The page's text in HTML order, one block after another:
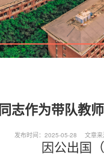
志作为带队教
发布时间：2025-05-28 文章来
因公出国